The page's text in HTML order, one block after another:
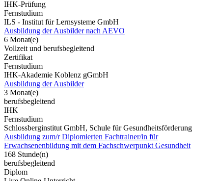
IHK-Prüfung
Fernstudium
ILS - Institut für Lernsysteme GmbH
Ausbildung der Ausbilder nach AEVO
6 Monat(e)
Vollzeit und berufsbegleitend
Zertifikat
Fernstudium
IHK-Akademie Koblenz gGmbH
Ausbildung der Ausbilder
3 Monat(e)
berufsbegleitend
IHK
Fernstudium
Schlossberginstitut GmbH, Schule für Gesundheitsförderung
Ausbildung zum/r Diplomierten Fachtrainer/in für
Erwachsenenbildung mit dem Fachschwerpunkt Gesundheit
168 Stunde(n)
berufsbegleitend
Diplom